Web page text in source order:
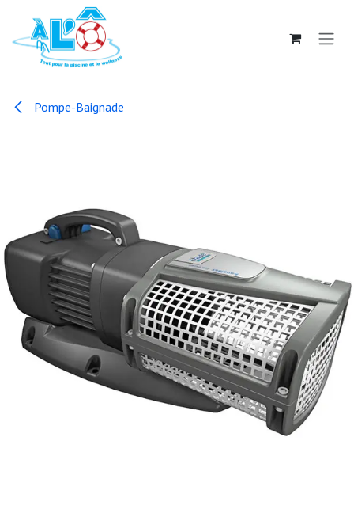
Se rendre au contenu
Pompe-Baignade